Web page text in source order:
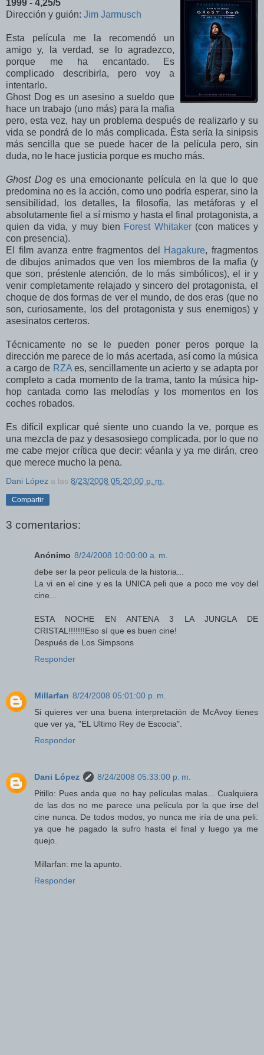
1999 - 4,25/5
Dirección y guión: Jim Jarmusch
Esta película me la recomendó un
amigo y, la verdad, se lo agradezco,
porque me ha encantado. Es
complicado describirla, pero voy a
intentarlo.
Ghost Dog es un asesino a sueldo que
hace un trabajo (uno más) para la mafia
pero, esta vez, hay un problema después de realizarlo y su
vida se pondrá de lo más complicada. Ésta sería la sinipsis
más sencilla que se puede hacer de la película pero, sin
duda, no le hace justicia porque es mucho más.
Ghost Doges una emocionante película en la que lo que
predomina no es la acción, como uno podría esperar, sino la
sensibilidad, los detalles, la filosofía, las metáforas y el
absolutamente fiel a sí mismo y hasta el final protagonista, a
quien da vida, y muy bien Forest Whitaker(con matices y
con presencia).
El film avanza entre fragmentos del Hagakure, fragmentos
de dibujos animados que ven los miembros de la mafia (y
que son, préstenle atención, de lo más simbólicos), el ir y
venir completamente relajado y sincero del protagonista, el
choque de dos formas de ver el mundo, de dos eras (que no
son, curiosamente, los del protagonista y sus enemigos) y
asesinatos certeros.
Técnicamente no se le pueden poner peros porque la
dirección me parece de lo más acertada, así como la música
a cargo de RZAes, sencillamente un acierto y se adapta por
completo a cada momento de la trama, tanto la música hip-
hop cantada como las melodías y los momentos en los
coches robados.
Es difícil explicar qué siente uno cuando la ve, porque es
una mezcla de paz y desasosiego complicada, por lo que no
me cabe mejor crítica que decir: véanla y ya me dirán, creo
que merece mucho la pena.
Dani López a las 8/23/2008 05:20:00 p. m.
Compartir
3 comentarios:
Anónimo 8/24/2008 10:00:00 a. m.
debe ser la peor película de la historia...
La vi en el cine y es la UNICA peli que a poco me voy del
cine...
ESTA NOCHE EN ANTENA 3 LA JUNGLA DE
CRISTAL!!!!!!!Eso sí que es buen cine!
Después de Los Simpsons
Responder
Millarfan 8/24/2008 05:01:00 p. m.
Si quieres ver una buena interpretación de McAvoy tienes
que ver ya, "EL Ultimo Rey de Escocia".
Responder
Dani López
8/24/2008 05:33:00 p. m.
Pitillo: Pues anda que no hay películas malas... Cualquiera
de las dos no me parece una película por la que irse del
cine nunca. De todos modos, yo nunca me iría de una peli:
ya que he pagado la sufro hasta el final y luego ya me
quejo.
Millarfan: me la apunto.
Responder